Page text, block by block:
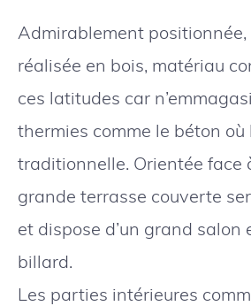
Admirablement
réalisée en bois, matériau
ces latitudes car
thermies comme le béton
traditionnelle. Orientée face
grande terrasse couverte
et dispose d’un grand salon
billard.
Les parties intérieures